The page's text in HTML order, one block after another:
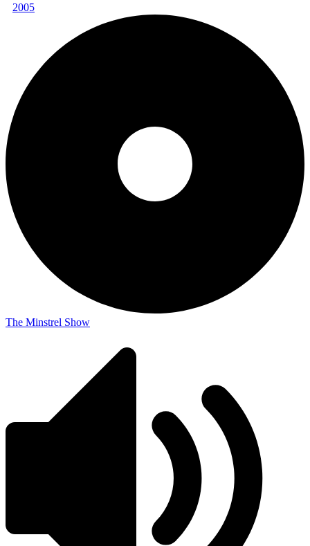
2005
The Minstrel Show